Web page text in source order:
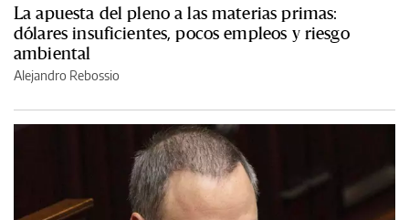
La apuesta del pleno a las materias primas:
dólares insuficientes, pocos empleos y riesgo
ambiental
Alejandro Rebossio